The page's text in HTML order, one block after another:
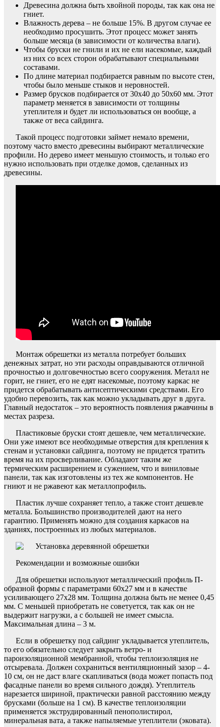
Древесина должна быть хвойной породы, так как она не
гниет.
Влажность дерева – не больше 15%. В другом случае ее
необходимо просушить. Этот процесс может занять
больше месяца (в зависимости от количества влаги).
Чтобы бруски не гнили и их не ели насекомые, каждый
из них со всех сторон обрабатывают специальными
составами.
По длине материал подбирается равным по высоте стен,
чтобы было меньше стыков и неровностей.
Размер брусков подбирается от 30х40 до 50х60 мм. Этот
параметр меняется в зависимости от толщины
утеплителя и будет ли использоваться он вообще, а
также от веса сайдинга.
Такой процесс подготовки займет немало времени,
поэтому часто вместо древесины выбирают металлические
профили. Но дерево имеет меньшую стоимость, и только его
нужно использовать при отделке домов, сделанных из
древесины.
Монтаж обрешетки из металла потребует больших
денежных затрат, но эти расходы оправдываются отличной
прочностью и долговечностью всего сооружения. Металл не
горит, не гниет, его не едят насекомые, поэтому каркас не
придется обрабатывать антисептическими средствами. Его
удобно перевозить, так как можно укладывать друг в друга.
Главный недостаток – это вероятность появления ржавчины в
местах разреза.
Пластиковые бруски стоят дешевле, чем металлические.
Они уже имеют все необходимые отверстия для крепления к
стенам и установки сайдинга, поэтому не придется тратить
время на их просверливание. Обладают таким же
термическим расширением и сужением, что и виниловые
панели, так как изготовлены из тех же компонентов. Не
гниют и не ржавеют как металлопрофиль.
Пластик лучше сохраняет тепло, а также стоит дешевле
металла. Большинство производителей дают на него
гарантию. Применять можно для создания каркасов на
зданиях, построенных из любых материалов.
Рекомендации и возможные ошибки
Для обрешетки используют металлический профиль П-
образной формы с параметрами 60х27 мм и в качестве
усиливающего 27х28 мм. Толщина должна быть не менее 0,45
мм. С меньшей приобретать не советуется, так как он не
выдержит нагрузки, а с большей не имеет смысла.
Максимальная длина – 3 м.
Если в обрешетку под сайдинг укладывается утеплитель,
то его обязательно следует закрыть ветро- и
пароизоляционной мембранной, чтобы теплоизоляция не
отсыревала. Должен сохраниться вентиляционный зазор – 4-
10 см, он не даст влаге скапливаться (вода может попасть под
фасадные панели во время сильного дождя). Утеплитель
нарезается шириной, практически равной расстоянию между
брусками (больше на 1 см). В качестве теплоизоляции
применяется экструдированный пенополистирол,
минеральная вата, а также напыляемые утеплители (эковата).